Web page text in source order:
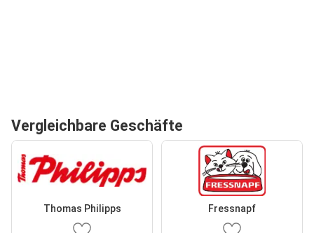
Vergleichbare Geschäfte
Thomas Philipps Fressnapf